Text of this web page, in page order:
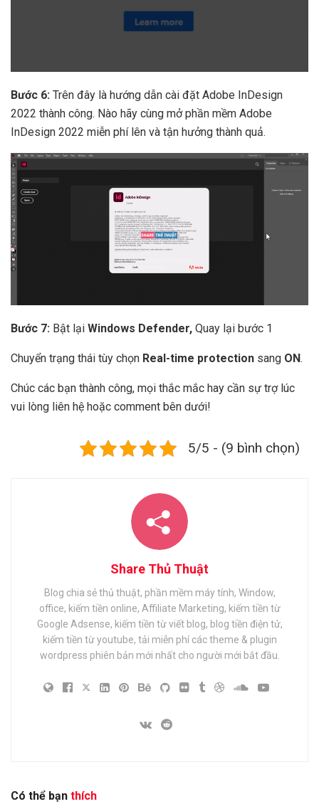
Bước 6: Trên đây là hướng dẫn cài đặt Adobe InDesign
2022 thành công. Nào hãy cùng mở phần mềm Adobe
InDesign 2022 miễn phí lên và tận hưởng thành quả.
Bước 7: Bật lại Windows Defender, Quay lại bước 1
Chuyển trạng thái tùy chọn Real-time protection sang ON.
Chúc các bạn thành công, mọi thắc mắc hay cần sự trợ lúc
vui lòng liên hệ hoặc comment bên dưới!
5/5 - (9 bình chọn)
Share Thủ Thuật
Blog chia sẻ thủ thuật, phần mềm máy tính, Window,
office, kiếm tiền online, Affiliate Marketing, kiếm tiền từ
Google Adsense, kiếm tiền từ viết blog, blog tiền điện tử,
kiếm tiền từ youtube, tải miễn phí các theme & plugin
wordpress phiên bản mới nhất cho người mới bắt đầu.
Có thể bạn thích